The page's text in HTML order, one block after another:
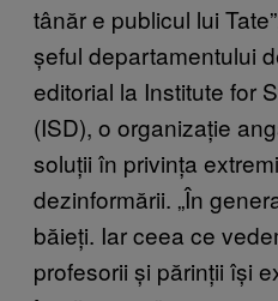
tânăr e publicul lui
șeful departamentului
editorial la Institute for
(ISD), o organizație
soluții în privința
dezinformării. „În
băieți. Iar ceea ce
profesorii și părinții își